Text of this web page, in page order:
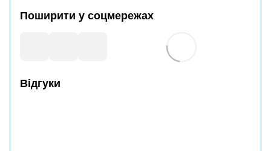
Поширити у соцмережах
Відгуки